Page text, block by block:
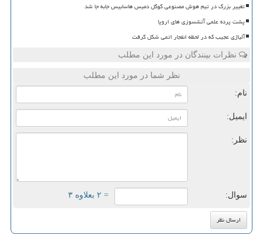
تغییر بزرگ در تیم هوش مصنوعی گوگل دمیس هاسابیس جابه جا شد
پشت پرده علمی آتشسوزی های اروپا
آلیاژی عجیب که در لحظه انفجار اتمی شکل گرفت
نظرات بینندگان در مورد این مطلب
نظر شما در مورد این مطلب
نام:
ایمیل:
نظر:
سوال: = ۲ بعلاوه ۳